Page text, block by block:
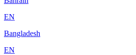
EN
Bangladesh
EN